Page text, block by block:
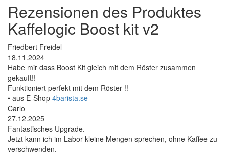
Rezensionen des Produktes
Kaffelogic Boost kit v2
Friedbert Freidel
18.11.2024
Habe mir dass Boost Kit gleich mit dem Röster zusammen
gekauft!!
Funktioniert perfekt mit dem Röster !!
• aus E-Shop 4barista.se
Carlo
27.12.2025
Fantastisches Upgrade.
Jetzt kann ich im Labor kleine Mengen sprechen, ohne Kaffee zu
verschwenden.